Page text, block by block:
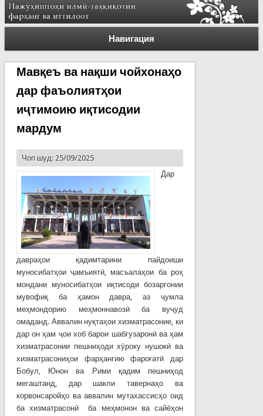
Навигация
Мавқеъ ва нақши чойхонаҳо
дар фаъолиятҳои
иҷтимоию иқтисодии
мардум
Чоп шуд: 25/09/2025
Дар
давраҳои қадимтарини пайдоиши
муносибатҳои ҷамъиятӣ, масъалаҳои ба роҳ
мондани муносибатҳои иқтисоди бозаргонии
мувофиқ ба ҳамон давра, аз ҷумла
меҳмондорию меҳмоннавозӣ ба вуҷуд
омаданд. Аввалин нуқтаҳои хизматрасоние, ки
дар он ҳам ҷои хоб барои шабгузаронӣ ва ҳам
хизматрасонии пешниҳоди хӯроку нушокӣ ва
хизматрасониҳои фарҳангию фароғатӣ дар
Бобул, Юнон ва Рими қадим пешниҳод
мегаштанд, дар шакли тавернаҳо ва
корвонсаройҳо ва аввалин мутахассисҳо оид
ба хизматрасонӣ ба меҳмонон ва сайёҳон